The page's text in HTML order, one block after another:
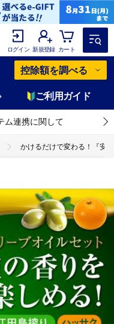
ログイン 新規登録 カート
控除額を調べる
ご利用ガイド
ム連携に関して
かけるだけで変わる！『安